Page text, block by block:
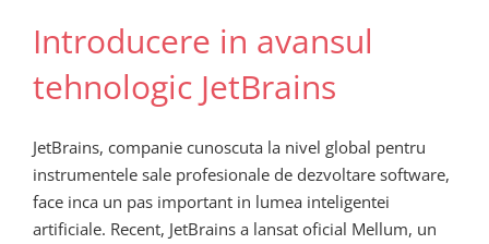
Introducere in avansul
tehnologic JetBrains
JetBrains, companie cunoscuta la nivel global pentru
instrumentele sale profesionale de dezvoltare software,
face inca un pas important in lumea inteligentei
artificiale. Recent, JetBrains a lansat oficial Mellum, un